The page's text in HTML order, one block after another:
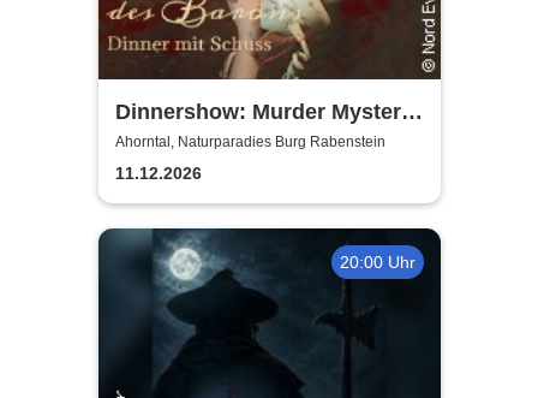
Dinnershow: Murder Mystery
Dinner
Ahorntal, Naturparadies Burg Rabenstein
11.12.2026
20:00 Uhr